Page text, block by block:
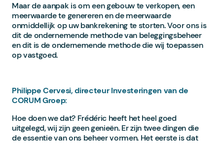
Maar de aanpak is om een gebouw te verkopen, een
meerwaarde te genereren en de meerwaarde
onmiddellijk op uw bankrekening te storten. Voor ons is
dit de ondernemende methode van beleggingsbeheer
en dit is de ondernemende methode die wij toepassen
op vastgoed.
Philippe Cervesi, directeur Investeringen van de
CORUM Groep:
Hoe doen we dat? Frédéric heeft het heel goed
uitgelegd, wij zijn geen genieën. Er zijn twee dingen die
de essentie van ons beheer vormen. Het eerste is dat